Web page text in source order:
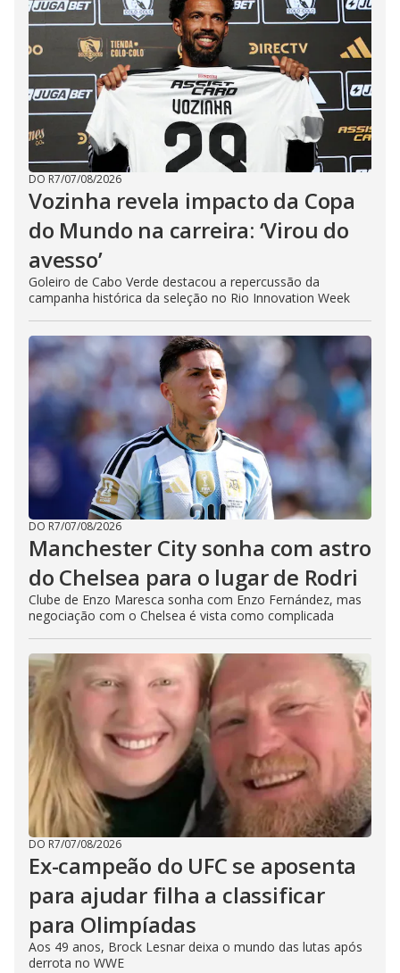
DO R7/07/08/2026
Vozinha revela impacto da Copa
do Mundo na carreira: ‘Virou do
avesso’
Goleiro de Cabo Verde destacou a repercussão da
campanha histórica da seleção no Rio Innovation Week
DO R7/07/08/2026
Manchester City sonha com astro
do Chelsea para o lugar de Rodri
Clube de Enzo Maresca sonha com Enzo Fernández, mas
negociação com o Chelsea é vista como complicada
DO R7/07/08/2026
Ex-campeão do UFC se aposenta
para ajudar filha a classificar
para Olimpíadas
Aos 49 anos, Brock Lesnar deixa o mundo das lutas após
derrota no WWE